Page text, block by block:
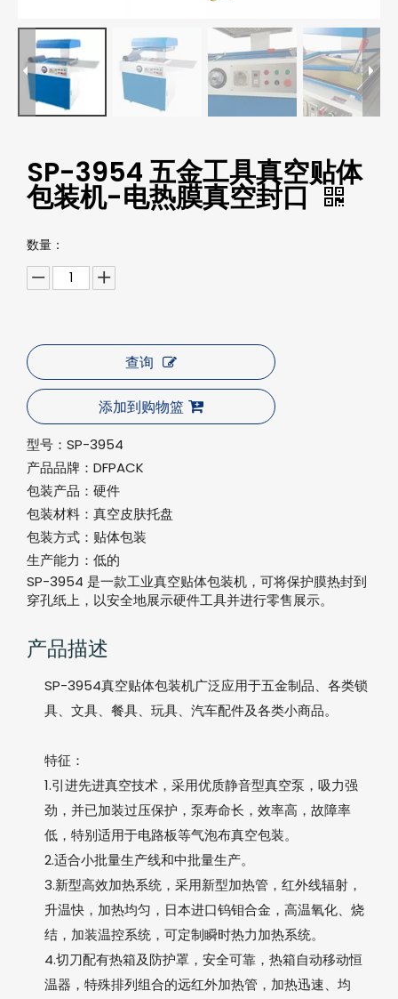
SP-3954 五金工具真空贴体
包装机-电热膜真空封口
数量：
查询
添加到购物篮
型号： SP-3954
产品品牌： DFPACK
包装产品： 硬件
包装材料： 真空皮肤托盘
包装方式： 贴体包装
生产能力： 低的
SP-3954 是一款工业真空贴体包装机，可将保护膜热封到
穿孔纸上，以安全地展示硬件工具并进行零售展示。
产品描述
SP-3954真空贴体包装机广泛应用于五金制品、各类锁
具、文具、餐具、玩具、汽车配件及各类小商品。
特征：
1.引进先进真空技术，采用优质静音型真空泵，吸力强
劲，并已加装过压保护，泵寿命长，效率高，故障率
低，特别适用于电路板等气泡布真空包装。
2.适合小批量生产线和中批量生产。
3.新型高效加热系统，采用新型加热管，红外线辐射，
升温快，加热均匀，日本进口钨钼合金，高温氧化、烧
结，加装温控系统，可定制瞬时热力加热系统。
4.切刀配有热箱及防护罩，安全可靠，热箱自动移动恒
温器，特殊排列组合的远红外加热管，加热迅速、均